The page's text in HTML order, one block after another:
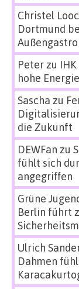
Christel
Dortmund
Peterzu
hohe
Sascha zu
die Zukunft
DEWFan zu
fühlt sich
angegriffen
Grüne
Berlin führt
Ulrich
Dahmen